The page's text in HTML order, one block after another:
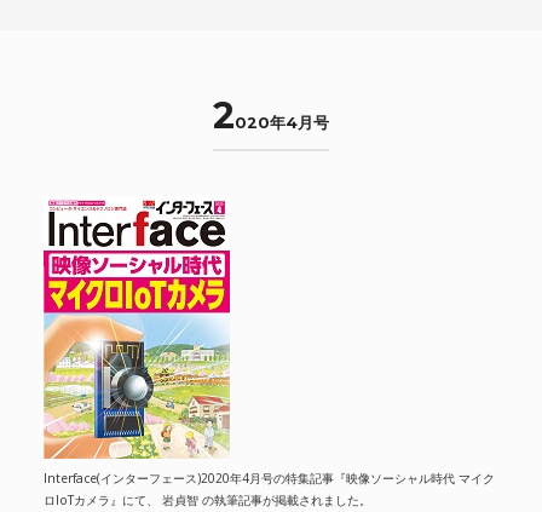
2020年4月号
Interface(インターフェース)2020年4月号の特集記事『映像ソーシャル時代 マイク
ロIoTカメラ』にて、 岩貞智 の執筆記事が掲載されました。